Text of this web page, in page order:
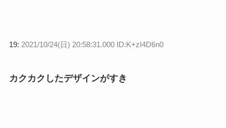
19: 2021/10/24(日) 20:58:31.000 ID:K+zI4D6n0
カクカクしたデザインがすき